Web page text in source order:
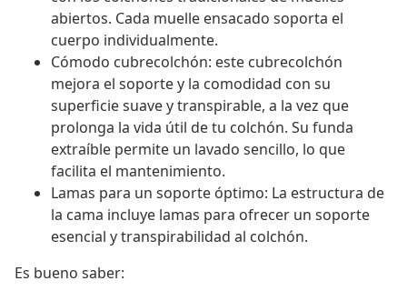
abiertos. Cada muelle ensacado soporta el
cuerpo individualmente.
Cómodo cubrecolchón: este cubrecolchón
mejora el soporte y la comodidad con su
superficie suave y transpirable, a la vez que
prolonga la vida útil de tu colchón. Su funda
extraíble permite un lavado sencillo, lo que
facilita el mantenimiento.
Lamas para un soporte óptimo: La estructura de
la cama incluye lamas para ofrecer un soporte
esencial y transpirabilidad al colchón.
Es bueno saber: